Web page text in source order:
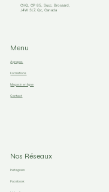
CHQ, CP 85, Succ. Brossard,
J4W 3L7, Qc, Canada
Menu
À propos
Formations
Magasin en ligne
Contact
Nos Réseaux
Instagram
Facebook